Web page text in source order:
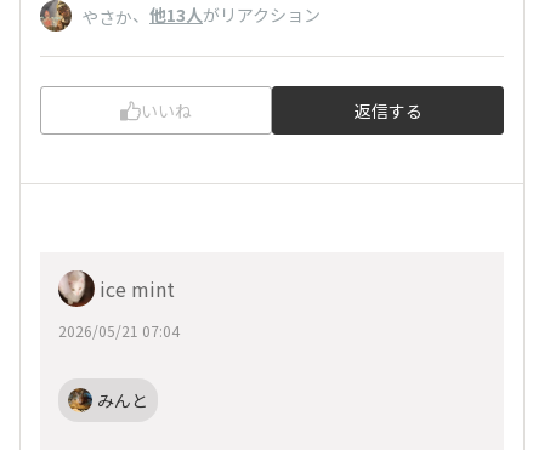
やさか、 他13人がリアクション
いいね 返信する
ice mint
2026/05/21 07:04
みんと